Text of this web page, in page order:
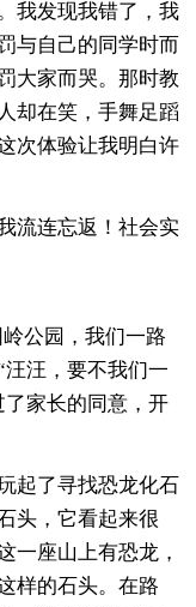
我发现我错了，我
与自己的同学时而
大家而哭。那时教
却在笑，手舞足蹈
次体验让我明白许
流连忘返！社会实
公园，我们一路
汪，要不我们一
家长的同意，开
起了寻找恐龙化石
头，它看起来很
一座山上有恐龙，
样的石头。在路